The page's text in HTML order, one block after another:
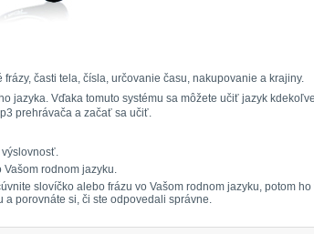
časti tela, čísla, určovanie času, nakupovanie a krajiny.
jazyka. Vďaka tomuto systému sa môžete učiť jazyk
prehrávača a začať sa učiť.
výslovnosť.
rodnom jazyku.
slovíčko alebo frázu vo Vašom rodnom jazyku, potom
porovnáte si, či ste odpovedali správne.